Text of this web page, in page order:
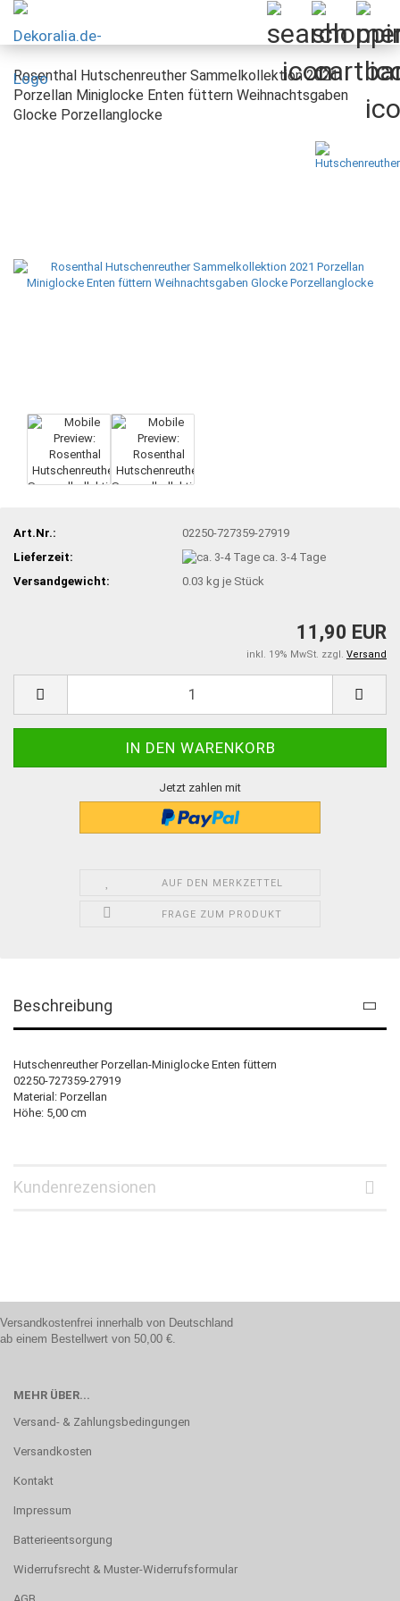
Rosenthal Hutschenreuther Sammelkollektion 2021
Porzellan Miniglocke Enten füttern Weihnachtsgaben
Glocke Porzellanglocke
Art.Nr.:
02250-727359-27919
Lieferzeit:
ca. 3-4 Tage
Versandgewicht:
0.03 kg je Stück
11,90 EUR
inkl. 19% MwSt. zzgl. Versand
Jetzt zahlen mit
AUF DEN MERKZETTEL
FRAGE ZUM PRODUKT
Beschreibung
Hutschenreuther Porzellan-Miniglocke Enten füttern
02250-727359-27919
Material: Porzellan
Höhe: 5,00 cm
Kundenrezensionen
Versandkostenfrei innerhalb von Deutschland
ab einem Bestellwert von 50,00 €.
MEHR ÜBER...
Versand- & Zahlungsbedingungen
Versandkosten
Kontakt
Impressum
Batterieentsorgung
Widerrufsrecht & Muster-Widerrufsformular